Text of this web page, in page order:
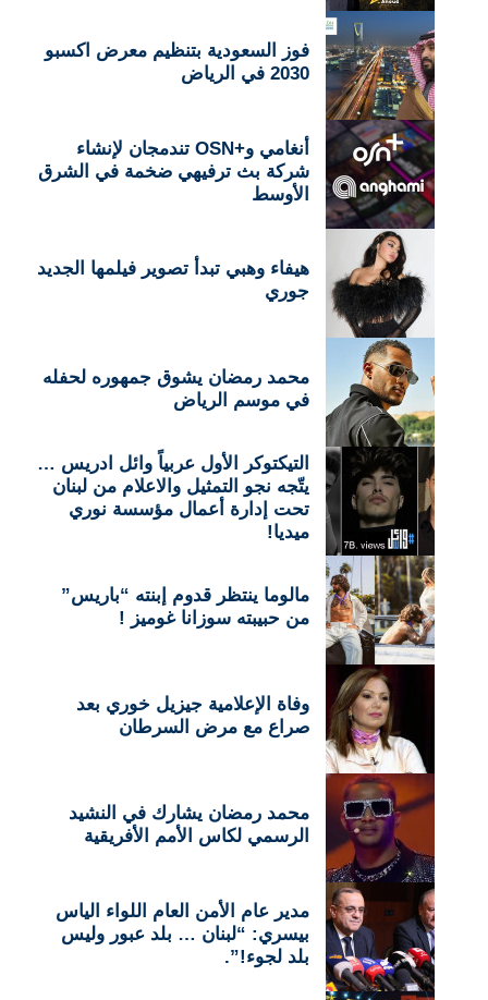
فوز السعودية بتنظيم معرض اكسبو
2030 في الرياض
أنغامي و+OSN تندمجان لإنشاء
شركة بث ترفيهي ضخمة في الشرق
الأوسط
هيفاء وهبي تبدأ تصوير فيلمها الجديد
جوري
محمد رمضان يشوق جمهوره لحفله
في موسم الرياض
التيكتوكر الأول عربياً وائل ادريس …
يتّجه نجو التمثيل والاعلام من لبنان
تحت إدارة أعمال مؤسسة نوري
ميديا!
مالوما ينتظر قدوم إبنته “باريس”
من حبيبته سوزانا غوميز !
وفاة الإعلامية جيزيل خوري بعد
صراع مع مرض السرطان
محمد رمضان يشارك في النشيد
الرسمي لكاس الأمم الأفريقية
مدير عام الأمن العام اللواء الياس
بيسري: “لبنان … بلد عبور وليس
بلد لجوء!”.